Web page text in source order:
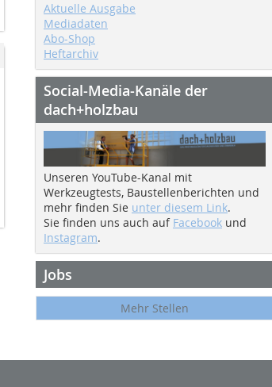
Aktuelle Ausgabe
Mediadaten
Abo-Shop
Heftarchiv
Social-Media-Kanäle der
dach+holzbau
Unseren YouTube-Kanal mit
Werkzeugtests, Baustellenberichten und
mehr finden Sie unter diesem Link.
Sie finden uns auch auf Facebook und
Instagram.
Jobs
Mehr Stellen